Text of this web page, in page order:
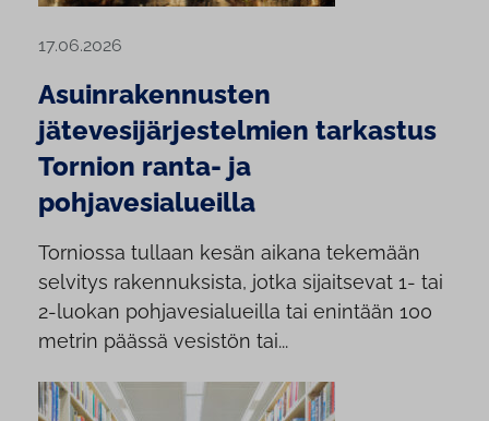
17.06.2026
Asuinrakennusten
jätevesijärjestelmien tarkastus
Tornion ranta- ja
pohjavesialueilla
Torniossa tullaan kesän aikana tekemään
selvitys rakennuksista, jotka sijaitsevat 1- tai
2-luokan pohjavesialueilla tai enintään 100
metrin päässä vesistön tai...